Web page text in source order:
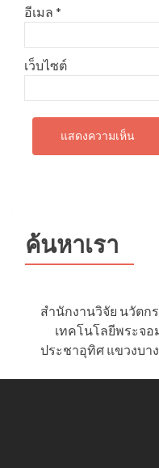
อีเมล *
เว็บไซต์
ค้นหาเรา
สำนักงานวิจัย นวัต
เทคโนโลยีพระจอ
ประชาอุทิศ แขวงบา